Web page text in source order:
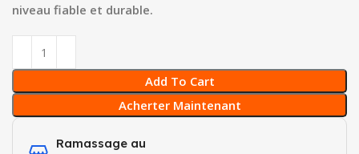
niveau fiable et durable.
Add To Cart
Acherter Maintenant
Ramassage au